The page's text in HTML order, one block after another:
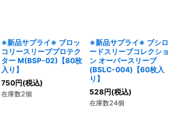
※新品サプライ※ ブロッ
コリースリーブプロテク
ター M(BSP-02)【80枚
入り】
750円(税込)
在庫数2個
※新品サプライ※ ブシロ
ードスリーブコレクショ
ン オーバースリーブ
(BSLC-004)【60枚入
り】
528円(税込)
在庫数24個